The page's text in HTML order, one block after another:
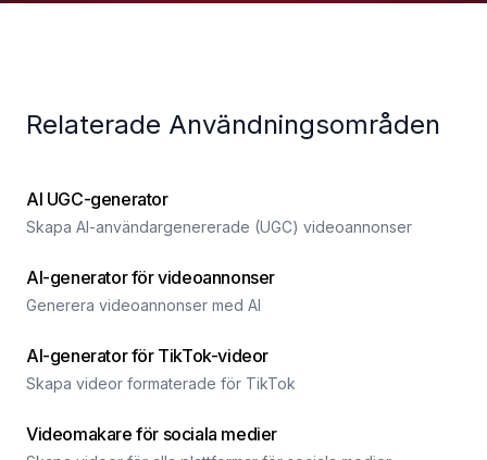
Relaterade Användningsområden
AI UGC-generator
Skapa AI-användargenererade (UGC) videoannonser
AI-generator för videoannonser
Generera videoannonser med AI
AI-generator för TikTok-videor
Skapa videor formaterade för TikTok
Videomakare för sociala medier